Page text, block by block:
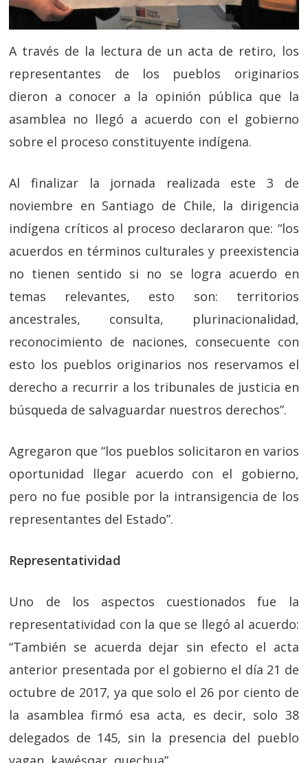
A través de la lectura de un acta de retiro, los
representantes de los pueblos originarios
dieron a conocer a la opinión pública que la
asamblea no llegó a acuerdo con el gobierno
sobre el proceso constituyente indígena.
Al finalizar la jornada realizada este 3 de
noviembre en Santiago de Chile, la dirigencia
indígena críticos al proceso declararon que: “los
acuerdos en términos culturales y preexistencia
no tienen sentido si no se logra acuerdo en
temas relevantes, esto son: territorios
ancestrales, consulta, plurinacionalidad,
reconocimiento de naciones, consecuente con
esto los pueblos originarios nos reservamos el
derecho a recurrir a los tribunales de justicia en
búsqueda de salvaguardar nuestros derechos”.
Agregaron que “los pueblos solicitaron en varios
oportunidad llegar acuerdo con el gobierno,
pero no fue posible por la intransigencia de los
representantes del Estado”.
Representatividad
Uno de los aspectos cuestionados fue la
representatividad con la que se llegó al acuerdo:
“También se acuerda dejar sin efecto el acta
anterior presentada por el gobierno el día 21 de
octubre de 2017, ya que solo el 26 por ciento de
la asamblea firmó esa acta, es decir, solo 38
delegados de 145, sin la presencia del pueblo